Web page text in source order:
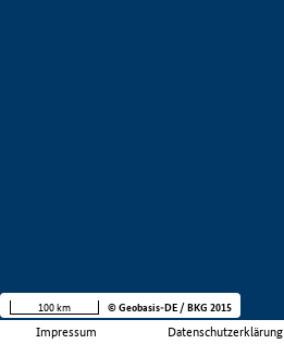
Impressum Datenschutzerklärung
100 km © Geobasis-DE / BKG 2015